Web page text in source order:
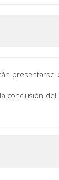
conclusión